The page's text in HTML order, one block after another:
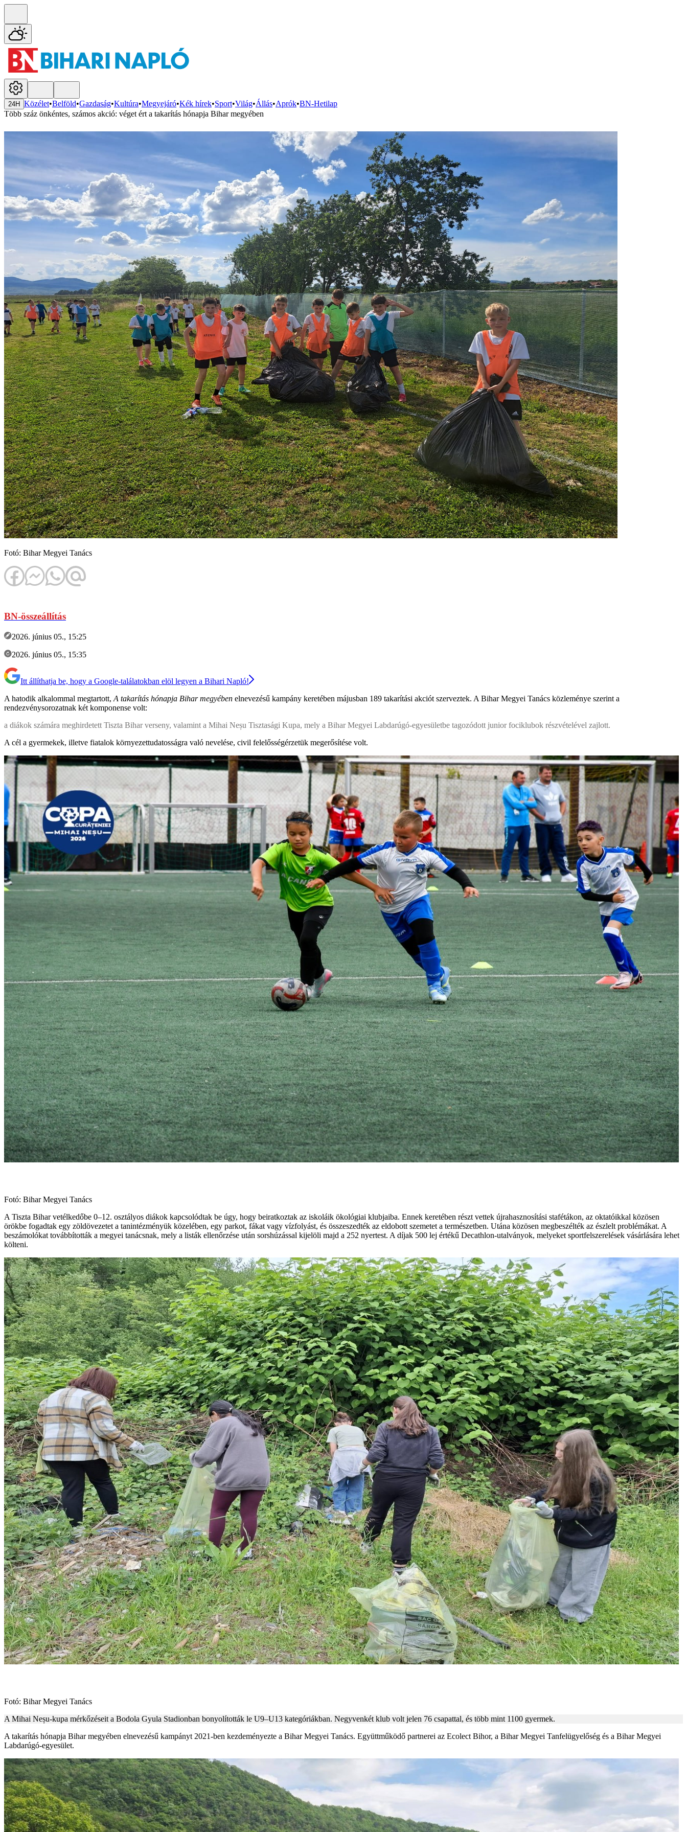
24H Közélet•Belföld•Gazdaság•Kultúra•Megyejáró•Kék hírek•Sport•Világ•Állás•Aprók•BN-Hetilap
Több száz önkéntes, számos akció: véget ért a takarítás hónapja Bihar megyében
Fotó: Bihar Megyei Tanács
BN-összeállítás
2026. június 05., 15:25
2026. június 05., 15:35
Itt állíthatja be, hogy a Google-találatokban elöl legyen a Bihari Napló!
A hatodik alkalommal megtartott, A takarítás hónapja Bihar megyében elnevezésű kampány keretében májusban 189 takarítási akciót szerveztek. A Bihar Megyei Tanács közleménye szerint a
rendezvénysorozatnak két komponense volt:
a diákok számára meghirdetett Tiszta Bihar verseny, valamint a Mihai Neșu Tisztasági Kupa, mely a Bihar Megyei Labdarúgó-egyesületbe tagozódott junior fociklubok részvételével zajlott.
A cél a gyermekek, illetve fiatalok környezettudatosságra való nevelése, civil felelősségérzetük megerősítése volt.
Fotó: Bihar Megyei Tanács
A Tiszta Bihar vetélkedőbe 0–12. osztályos diákok kapcsolódtak be úgy, hogy beiratkoztak az iskoláik ökológiai klubjaiba. Ennek keretében részt vettek újrahasznosítási stafétákon, az oktatóikkal közösen
örökbe fogadtak egy zöldövezetet a tanintézményük közelében, egy parkot, fákat vagy vízfolyást, és összeszedték az eldobott szemetet a természetben. Utána közösen megbeszélték az észlelt problémákat. A
beszámolókat továbbították a megyei tanácsnak, mely a listák ellenőrzése után sorshúzással kijelöli majd a 252 nyertest. A díjak 500 lej értékű Decathlon-utalványok, melyeket sportfelszerelések vásárlására lehet
költeni.
Fotó: Bihar Megyei Tanács
A Mihai Neșu-kupa mérkőzéseit a Bodola Gyula Stadionban bonyolították le U9–U13 kategóriákban. Negyvenkét klub volt jelen 76 csapattal, és több mint 1100 gyermek.
A takarítás hónapja Bihar megyében elnevezésű kampányt 2021-ben kezdeményezte a Bihar Megyei Tanács. Együttműködő partnerei az Ecolect Bihor, a Bihar Megyei Tanfelügyelőség és a Bihar Megyei
Labdarúgó-egyesület.